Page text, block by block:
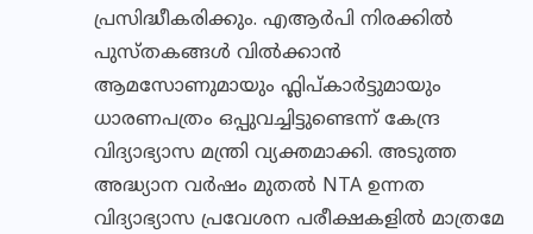
പ്രസിദ്ധീകരിക്കും. എആർപി നിരക്കിൽ
പുസ്തകങ്ങൾ വിൽക്കാൻ
ആമസോണുമായും ഫ്ലിപ്കാർട്ടുമായും
ധാരണപത്രം ഒപ്പുവച്ചിട്ടുണ്ടെന്ന് കേന്ദ്ര
വിദ്യാഭ്യാസ മന്ത്രി വ്യക്തമാക്കി. അടുത്ത
അദ്ധ്യാന വർഷം മുതൽ NTA ഉന്നത
വിദ്യാഭ്യാസ പ്രവേശന പരീക്ഷകളിൽ മാത്രമേ